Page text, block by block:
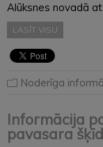
Alūksnes novadā
LASĪT VISU
Noderīga
Informācija
pavasara